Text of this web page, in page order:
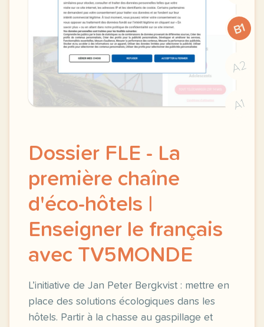
B1
A2
A1
Dossier FLE - La
première chaîne
d'éco-hôtels |
Enseigner le français
avec TV5MONDE
L’initiative de Jan Peter Bergkvist : mettre en
place des solutions écologiques dans les
hôtels. Partir à la chasse au gaspillage et